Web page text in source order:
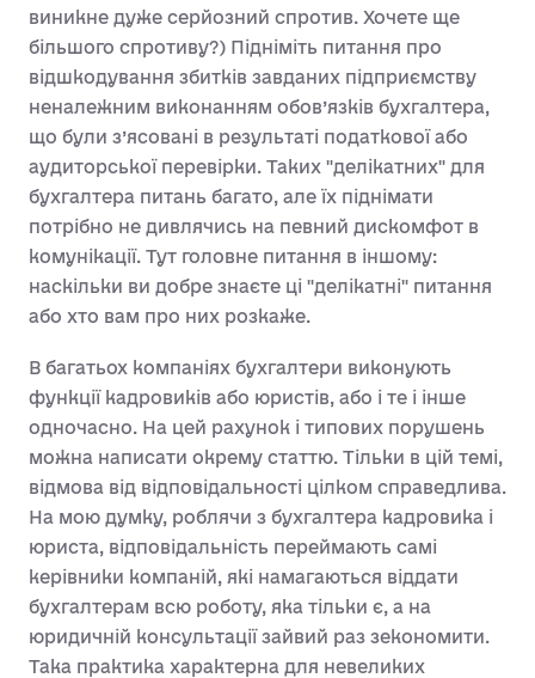
виникне дуже серйозний спротив. Хочете ще
більшого спротиву?) Підніміть питання про
відшкодування збитків завданих підприємству
неналежним виконанням обов’язків бухгалтера,
що були з’ясовані в результаті податкової або
аудиторської перевірки. Таких "делікатних" для
бухгалтера питань багато, але їх піднімати
потрібно не дивлячись на певний дискомфот в
комунікації. Тут головне питання в іншому:
наскільки ви добре знаєте ці "делікатні" питання
або хто вам про них розкаже.
В багатьох компаніях бухгалтери виконують
функції кадровиків або юристів, або і те і інше
одночасно. На цей рахунок і типових порушень
можна написати окрему статтю. Тільки в цій темі,
відмова від відповідальності цілком справедлива.
На мою думку, роблячи з бухгалтера кадровика і
юриста, відповідальність переймають самі
керівники компаній, які намагаються віддати
бухгалтерам всю роботу, яка тільки є, а на
юридичній консультації зайвий раз зекономити.
Така практика характерна для невеликих